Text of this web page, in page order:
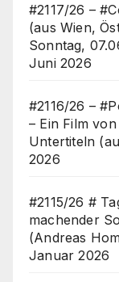
#2117/26 –
(aus Wien,
Sonntag,
Juni 2026
#2116/26 –
– Ein Film
Untertiteln
2026
#2115/26 #
machender
(Andreas
Januar 2026